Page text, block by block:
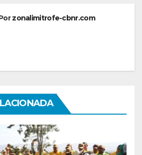
zonalimitrofe-cbnr.com